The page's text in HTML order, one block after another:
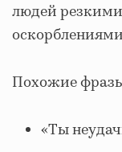
людей
Похожие
«Ты